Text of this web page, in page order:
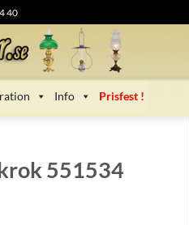
40
Info Prisfest !
551534